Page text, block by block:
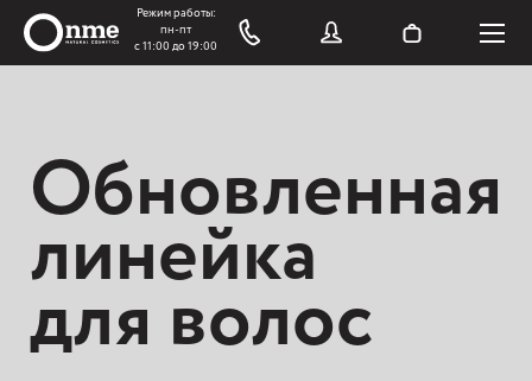
Обновленная
линейка
для волос